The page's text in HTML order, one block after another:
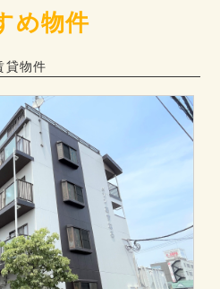
め物件
貸物件